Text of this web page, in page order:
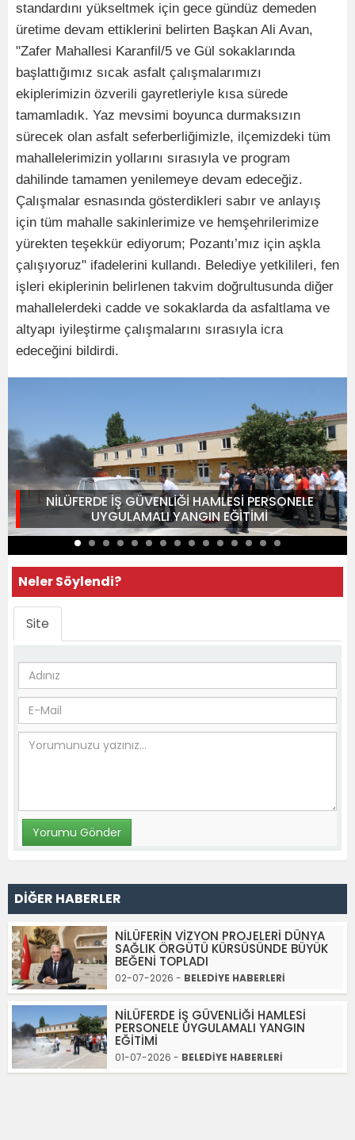
standardını yükseltmek için gece gündüz demeden
üretime devam ettiklerini belirten Başkan Ali Avan,
"Zafer Mahallesi Karanfil/5 ve Gül sokaklarında
başlattığımız sıcak asfalt çalışmalarımızı
ekiplerimizin özverili gayretleriyle kısa sürede
tamamladık. Yaz mevsimi boyunca durmaksızın
sürecek olan asfalt seferberliğimizle, ilçemizdeki tüm
mahallelerimizin yollarını sırasıyla ve program
dahilinde tamamen yenilemeye devam edeceğiz.
Çalışmalar esnasında gösterdikleri sabır ve anlayış
için tüm mahalle sakinlerimize ve hemşehrilerimize
yürekten teşekkür ediyorum; Pozantı’mız için aşkla
çalışıyoruz" ifadelerini kullandı. Belediye yetkilileri, fen
işleri ekiplerinin belirlenen takvim doğrultusunda diğer
mahallelerdeki cadde ve sokaklarda da asfaltlama ve
altyapı iyileştirme çalışmalarını sırasıyla icra
edeceğini bildirdi.
NİLÜFERDE İŞ GÜVENLİĞİ HAMLESİ PERSONELE
UYGULAMALI YANGIN EĞİTİMİ
Neler Söylendi?
Site
DİĞER HABERLER
NİLÜFERİN VİZYON PROJELERİ DÜNYA
SAĞLIK ÖRGÜTÜ KÜRSÜSÜNDE BÜYÜK
BEĞENİ TOPLADI
02-07-2026 - BELEDİYE HABERLERİ
NİLÜFERDE İŞ GÜVENLİĞİ HAMLESİ
PERSONELE UYGULAMALI YANGIN
EĞİTİMİ
01-07-2026 - BELEDİYE HABERLERİ